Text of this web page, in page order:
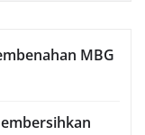
MBG